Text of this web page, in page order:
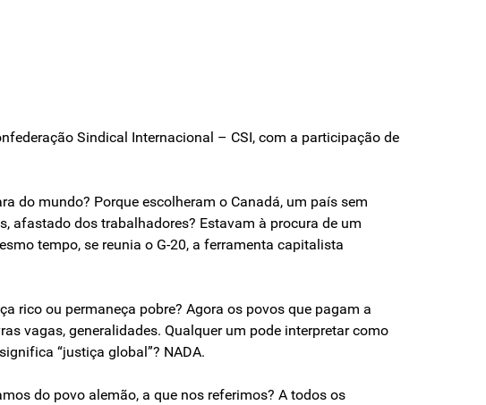
Sindical Internacional – CSI, com a participação de
do mundo? Porque escolheram o Canadá, um país sem
afastado dos trabalhadores? Estavam à procura de um
tempo, se reunia o G-20, a ferramenta capitalista
rico ou permaneça pobre? Agora os povos que pagam a
vagas, generalidades. Qualquer um pode interpretar como
“justiça global”? NADA.
do povo alemão, a que nos referimos? A todos os